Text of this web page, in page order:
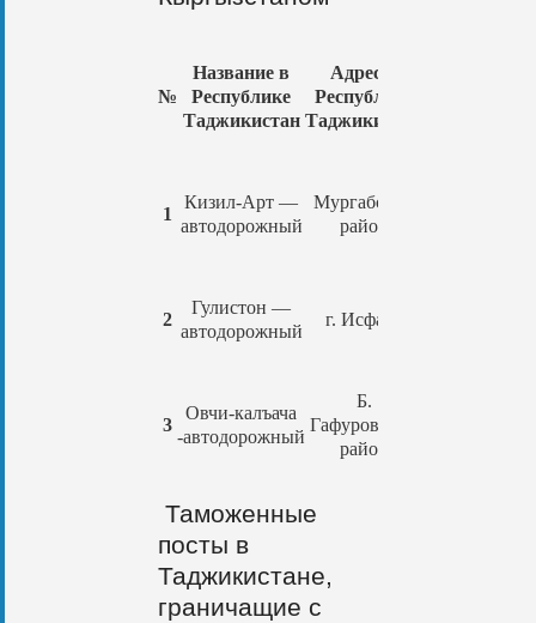
№
Название в
Республике
Таджикистан
Адрес в
Республике
Таджикистан
1
Кизил-Арт —
автодорожный
Мургабский
район
2
Гулистон —
автодорожный
г. Исфара
3
Овчи-калъача
-автодорожный
Б.
Гафуровский
район
Таможенные
посты в
Таджикистане,
граничащие с